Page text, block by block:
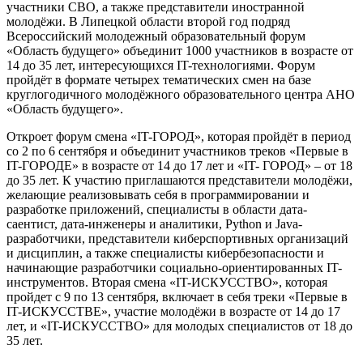
участники СВО, а также представители иностранной
молодёжи. В Липецкой области второй год подряд
Всероссийский молодежный образовательный форум
«Область будущего» объединит 1000 участников в возрасте от
14 до 35 лет, интересующихся IT-технологиями. Форум
пройдёт в формате четырех тематических смен на базе
круглогодичного молодёжного образовательного центра АНО
«Область будущего».
Откроет форум смена «IT-ГОРОД», которая пройдёт в период
со 2 по 6 сентября и объединит участников треков «Первые в
IT-ГОРОДЕ» в возрасте от 14 до 17 лет и «IT- ГОРОД» – от 18
до 35 лет. К участию приглашаются представители молодёжи,
желающие реализовывать себя в программировании и
разработке приложений, специалисты в области дата-
саентист, дата-инженеры и аналитики, Python и Java-
разработчики, представители киберспортивных организаций
и дисциплин, а также специалисты кибербезопасности и
начинающие разработчики социально-ориентированных IT-
инструментов. Вторая смена «IT-ИСКУССТВО», которая
пройдет с 9 по 13 сентября, включает в себя треки «Первые в
IT-ИСКУССТВЕ», участие молодёжи в возрасте от 14 до 17
лет, и «IT-ИСКУССТВО» для молодых специалистов от 18 до
35 лет.